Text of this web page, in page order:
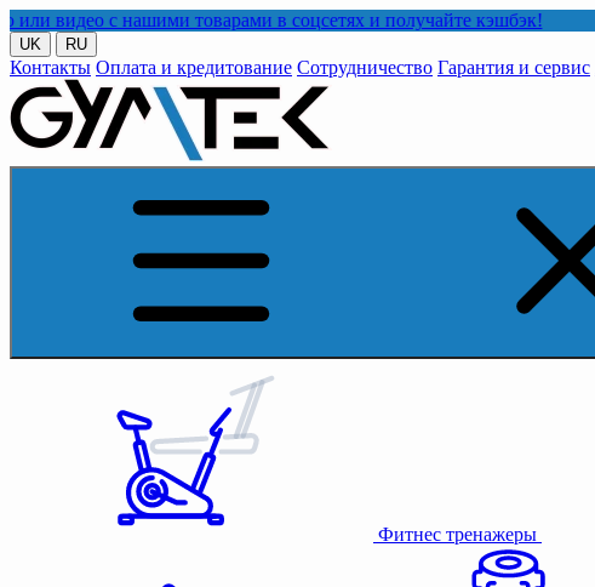
с нашими товарами в соцсетях и получайте кэшбэк!
UK RU
Контакты Оплата и кредитование Сотрудничество Гарантия и сервис
Фитнес тренажеры